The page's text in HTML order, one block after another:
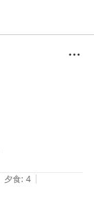
夕食: 4 |